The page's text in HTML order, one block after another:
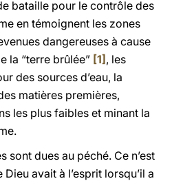
bataille pour le contrôle des
en témoignent les zones
dangereuses à cause
la “terre brûlée” [1] , les
des sources d’eau, la
matières premières,
les plus faibles et minant la
sont dues au péché. Ce n’est
avait à l’esprit lorsqu’il a